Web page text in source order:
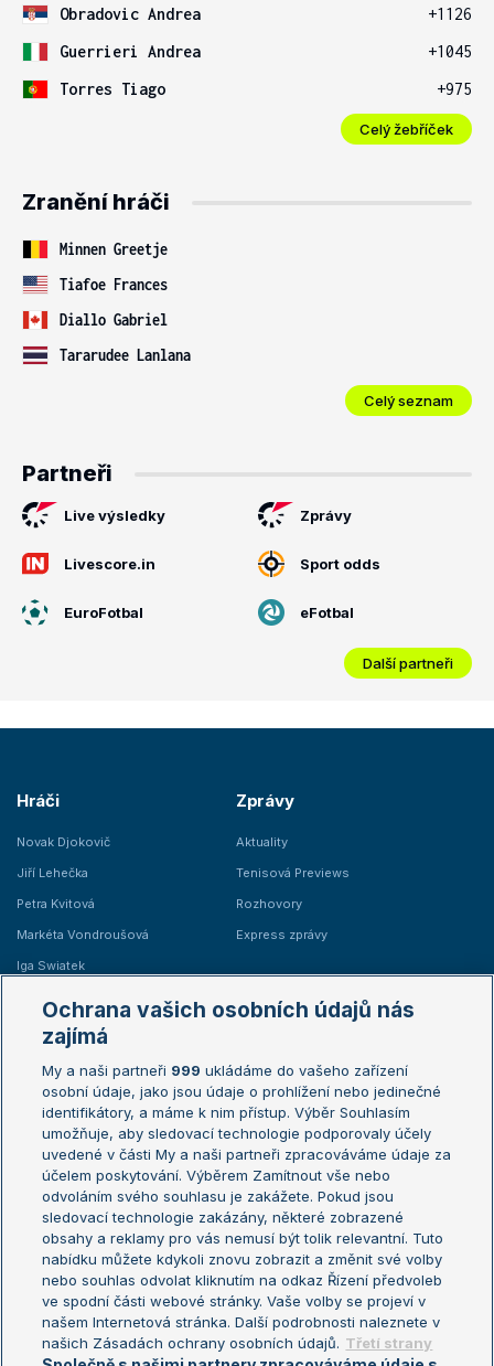
Obradovic Andrea
+1126
Guerrieri Andrea
+1045
Torres Tiago
+975
Celý žebříček
Zranění hráči
Minnen Greetje
Tiafoe Frances
Diallo Gabriel
Tararudee Lanlana
Celý seznam
Partneři
Live výsledky Zprávy
Livescore.in Sport odds
EuroFotbal eFotbal
Další partneři
Hráči
Novak Djokovič
Jiří Lehečka
Petra Kvitová
Markéta Vondroušová
Iga Swiatek
Zprávy
Aktuality
Tenisová Previews
Rozhovory
Express zprávy
Žebříčky
Žebříček ATP (muži)
Žebříček WTA (ženy)
Sázkařský žebříček
Australian Open
French Open
Wimbledon
US Open
Turnaj mistrů
Turnaj mistryň
Aktualní trendy
Fotbalové přestupy
Livesport Daily
LS Prague Open
Ochrana vašich osobních údajů nás
zajímá
My a naši partneři 999 ukládáme do vašeho zařízení
osobní údaje, jako jsou údaje o prohlížení nebo jedinečné
identifikátory, a máme k nim přístup. Výběr Souhlasím
umožňuje, aby sledovací technologie podporovaly účely
uvedené v části My a naši partneři zpracováváme údaje za
účelem poskytování. Výběrem Zamítnout vše nebo
odvoláním svého souhlasu je zakážete. Pokud jsou
sledovací technologie zakázány, některé zobrazené
obsahy a reklamy pro vás nemusí být tolik relevantní. Tuto
nabídku můžete kdykoli znovu zobrazit a změnit své volby
nebo souhlas odvolat kliknutím na odkaz Řízení předvoleb
ve spodní části webové stránky. Vaše volby se projeví v
našem Internetová stránka. Další podrobnosti naleznete v
našich Zásadách ochrany osobních údajů. Třetí strany